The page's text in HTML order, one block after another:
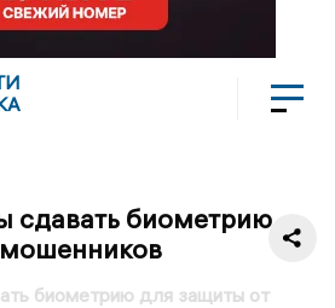
сдавать биометрию
биометрию для защиты от